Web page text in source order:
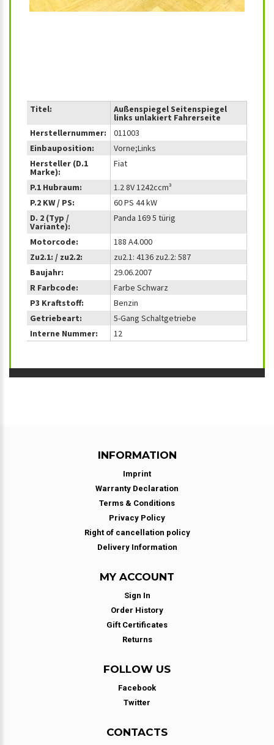
Titel: Außenspiegel Seitenspiegel
links unlakiert Fahrerseite
Herstellernummer:
011003
Einbauposition:
Vorne;Links
Hersteller (D.1
Marke):
Fiat
P.1 Hubraum:
1.2 8V 1242ccm³
P.2 KW / PS:
60 PS 44 kW
D. 2 (Typ /
Variante):
Panda 169 5 türig
Motorcode:
188 A4.000
Zu2.1: / zu2.2:
zu2.1: 4136 zu2.2: 587
Baujahr:
29.06.2007
R Farbcode:
Farbe Schwarz
P3 Kraftstoff:
Benzin
Getriebeart:
5-Gang Schaltgetriebe
Interne Nummer:
12
INFORMATION
Imprint
Warranty Declaration
Terms & Conditions
Privacy Policy
Right of cancellation policy
Delivery Information
MY ACCOUNT
Sign In
Order History
Gift Certificates
Returns
FOLLOW US
Facebook
Twitter
CONTACTS